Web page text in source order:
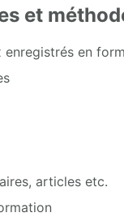
et
en
articles etc.